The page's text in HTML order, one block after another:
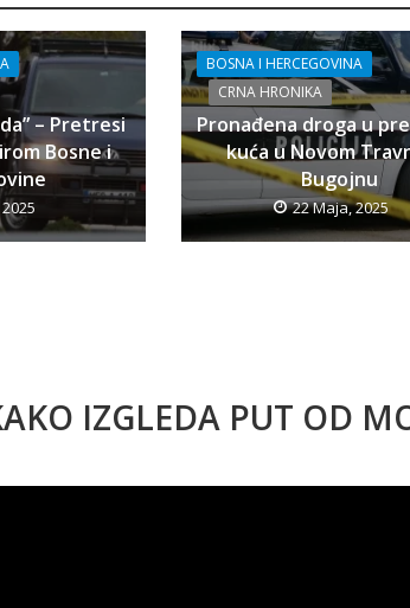
– Pretresi
Bosne i
BOSNA I HERCEGOVINA
CRNA HRONIKA
Pronađena droga u
kuća u Novom
Bugojnu
22 Maja, 2025
IZGLEDA PUT OD